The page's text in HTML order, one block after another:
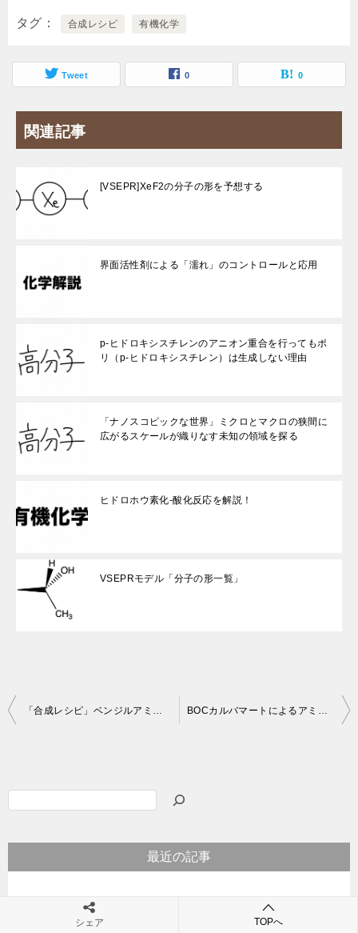
タグ 合成レシピ 有機化学
Tweet 0 0
関連記事
[VSEPR]XeF2の分子の形を予想する
界面活性剤による「濡れ」のコントロールと応用
p-ヒドロキシスチレンのアニオン重合を行ってもポ
リ（p-ヒドロキシスチレン）は生成しない理由
「ナノスコピックな世界」ミクロとマクロの狭間に
広がるスケールが織りなす未知の領域を探る
ヒドロホウ素化-酸化反応を解説！
VSEPRモデル「分子の形一覧」
投
ゲ
「合成レシピ」ベンジルアミンでの保護：レーフェニルアラニンメチルエステル塩酸塩のベンジルエステル化反応 BOCカルバマートによるアミンの保護反応：具体的手順と解説
最近の記事
シェア TOPへ